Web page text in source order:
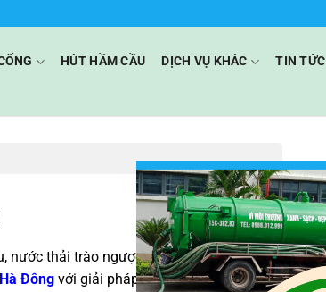
HÚT HẦM CẦU DỊCH VỤ KHÁC TIN TỨC
nước thải trào ngược thường xảy ra do rác
Đông với giải pháp xử lý chuyên sâu, sử